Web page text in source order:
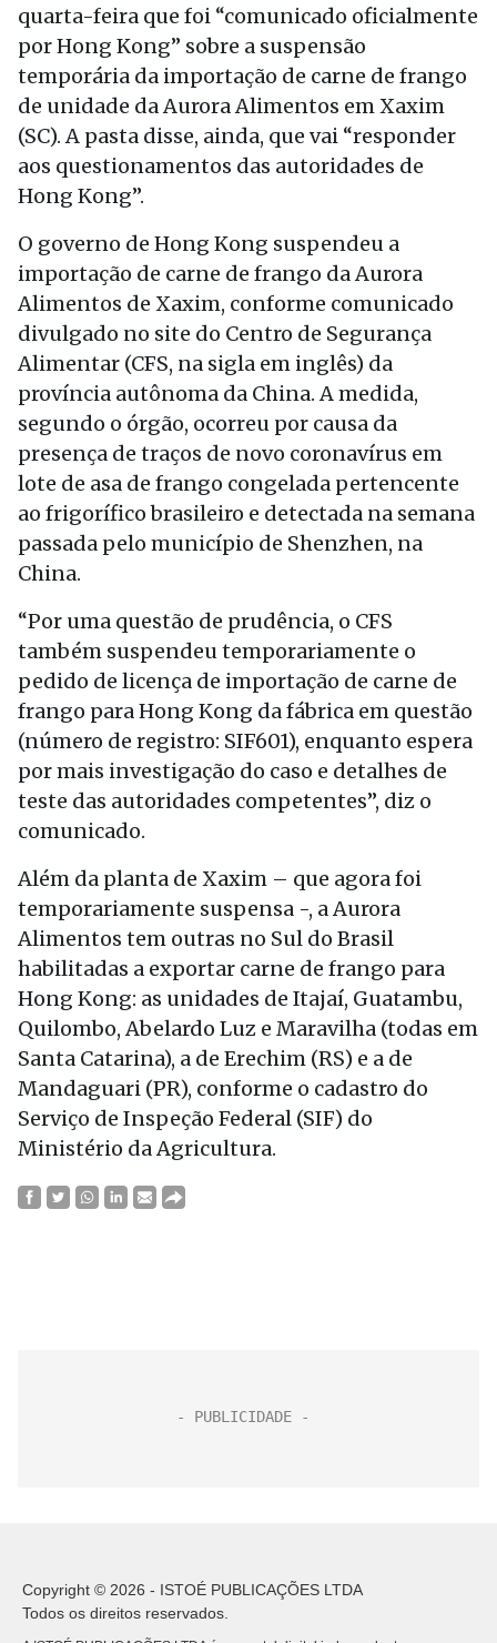
quarta-feira que foi “comunicado oficialmente
por Hong Kong” sobre a suspensão
temporária da importação de carne de frango
de unidade da Aurora Alimentos em Xaxim
(SC). A pasta disse, ainda, que vai “responder
aos questionamentos das autoridades de
Hong Kong”.
O governo de Hong Kong suspendeu a
importação de carne de frango da Aurora
Alimentos de Xaxim, conforme comunicado
divulgado no site do Centro de Segurança
Alimentar (CFS, na sigla em inglês) da
província autônoma da China. A medida,
segundo o órgão, ocorreu por causa da
presença de traços de novo coronavírus em
lote de asa de frango congelada pertencente
ao frigorífico brasileiro e detectada na semana
passada pelo município de Shenzhen, na
China.
“Por uma questão de prudência, o CFS
também suspendeu temporariamente o
pedido de licença de importação de carne de
frango para Hong Kong da fábrica em questão
(número de registro: SIF601), enquanto espera
por mais investigação do caso e detalhes de
teste das autoridades competentes”, diz o
comunicado.
Além da planta de Xaxim – que agora foi
temporariamente suspensa -, a Aurora
Alimentos tem outras no Sul do Brasil
habilitadas a exportar carne de frango para
Hong Kong: as unidades de Itajaí, Guatambu,
Quilombo, Abelardo Luz e Maravilha (todas em
Santa Catarina), a de Erechim (RS) e a de
Mandaguari (PR), conforme o cadastro do
Serviço de Inspeção Federal (SIF) do
Ministério da Agricultura.
Copyright © 2026 - ISTOÉ PUBLICAÇÕES LTDA
Todos os direitos reservados.